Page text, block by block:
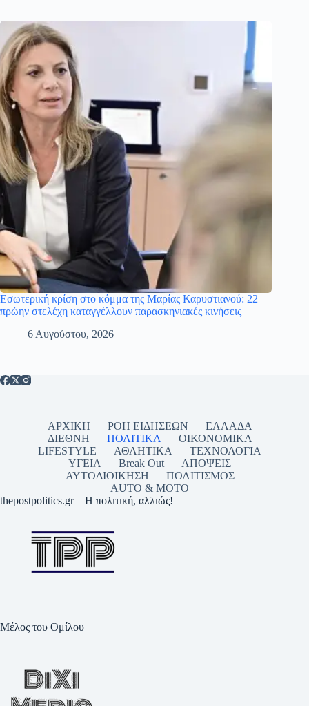
Εσωτερική κρίση στο κόμμα της Μαρίας Καρυστιανού: 22
πρώην στελέχη καταγγέλλουν παρασκηνιακές κινήσεις
6 Αυγούστου, 2026
ΑΡΧΙΚΗ ΡΟΗ ΕΙΔΗΣΕΩΝ
ΕΛΛΑΔΑ
ΔΙΕΘΝΗ
ΠΟΛΙΤΙΚΑ
ΟΙΚΟΝΟΜΙΚΑ
LIFESTYLE
ΑΘΛΗΤΙΚΑ
ΤΕΧΝΟΛΟΓΙΑ
ΥΓΕΙΑ
Break Out
ΑΠΟΨΕΙΣ
ΑΥΤΟΔΙΟΙΚΗΣΗ
ΠΟΛΙΤΙΣΜΟΣ
AUTO & MOTO
thepostpolitics.gr – Η πολιτική, αλλιώς!
Μέλος του Ομίλου